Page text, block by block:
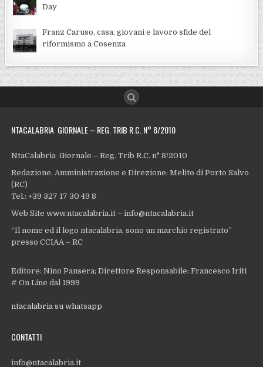
Day
Franz Caruso, casa, giovani e lavoro sfide del
riformismo a Cosenza
NTACALABRIA GIORNALE – REG. TRIB R.C. N° 8/2010
NtaCalabria Giornale – Reg. Trib R.C. n° 8/2010
Redazione, Amministrazione e Direzione: Melito di Porto Salvo
(RC)
Tel.: +39 327 17 30 49 8
Web Site www.ntacalabria.it – info@ntacalabria.it
“Il nome ed il logo ntacalabria, sono un marchio registrato”
presso CCIAA – RC
Editore: Nino Pansera; Direttore Responsabile: Francesco Iriti
# On Line dal 1999
ntacalabria su whatsapp
CONTATTI
info@ntacalabria.it